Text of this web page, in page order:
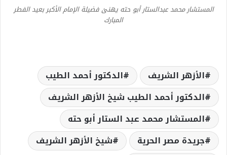
المستشار محمد عبدالستار أبو حته يهنئ فضيلة الإمام الأكبر بعيد الفطر
المبارك
الأزهر الشريف
الدكتور أحمد الطيب
الدكتور أحمد الطيب شيخ الأزهر الشريف
المستشار محمد عبد الستار أبو حته
جريدة مصر الحرية
شيخ الأزهر الشريف